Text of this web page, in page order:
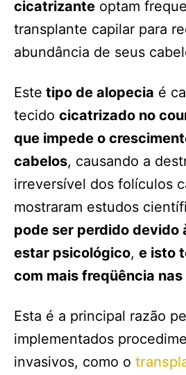
cicatrizante optam
transplante capilar para
abundância de seus
Este tipo de alopecia é
tecido cicatrizado no
que impede o
cabelos, causando a
irreversível dos folículos
mostraram estudos
pode ser perdido devido
estar psicológico, e isto
com mais freqüência nas
Esta é a principal razão
implementados
invasivos, como o